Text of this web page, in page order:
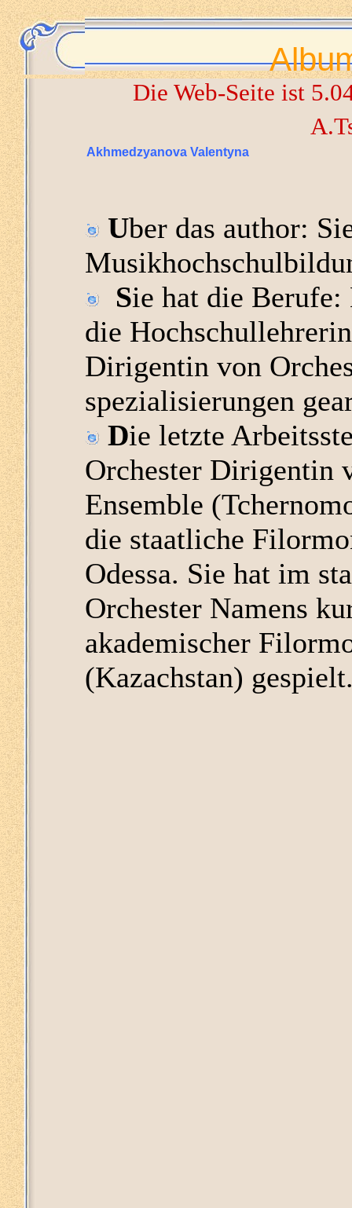
Die Web-Seite ist
Akhmedzyanova Valentyna
Uber das author:
Sie hat die
die
Dirigentin von
spezialisierungen
Die letzte
Orchester Dirigentin
Ensemble
die staatliche
Odessa. Sie hat im
Orchester Namens
akademischer
(Kazachstan)